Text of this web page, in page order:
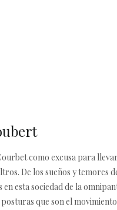
como excusa para
De los sueños y
esta sociedad de la
posturas que son el